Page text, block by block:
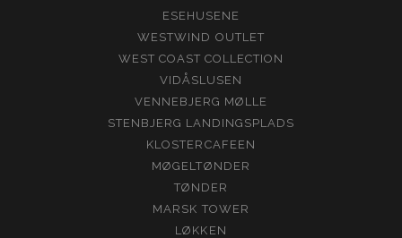
ESEHUSENE
WESTWIND OUTLET
WEST COAST COLLECTION
VIDÅSLUSEN
VENNEBJERG MØLLE
STENBJERG LANDINGSPLADS
KLOSTERCAFEEN
MØGELTØNDER
TØNDER
MARSK TOWER
LØKKEN